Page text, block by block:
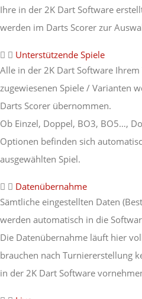
Ihre in der 2K Dart Software
werden im Darts Scorer zur
Unterstützende Spiele
Alle in der 2K Dart Software
zugewiesenen Spiele / Varianten
Darts Scorer übernommen.
Ob Einzel, Doppel, BO3, BO5…,
Optionen befinden sich
ausgewählten Spiel.
Datenübernahme
Sämtliche eingestellten Daten
werden automatisch in die
Die Datenübernahme läuft hier
brauchen nach Turniererstellung
in der 2K Dart Software